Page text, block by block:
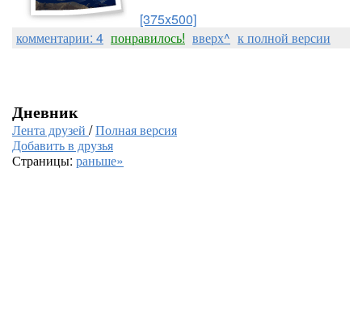
[375x500]
комментарии: 4 понравилось! вверх^ к полной версии
Дневник
Лента друзей /Полная версия
Добавить в друзья
Страницы: раньше»